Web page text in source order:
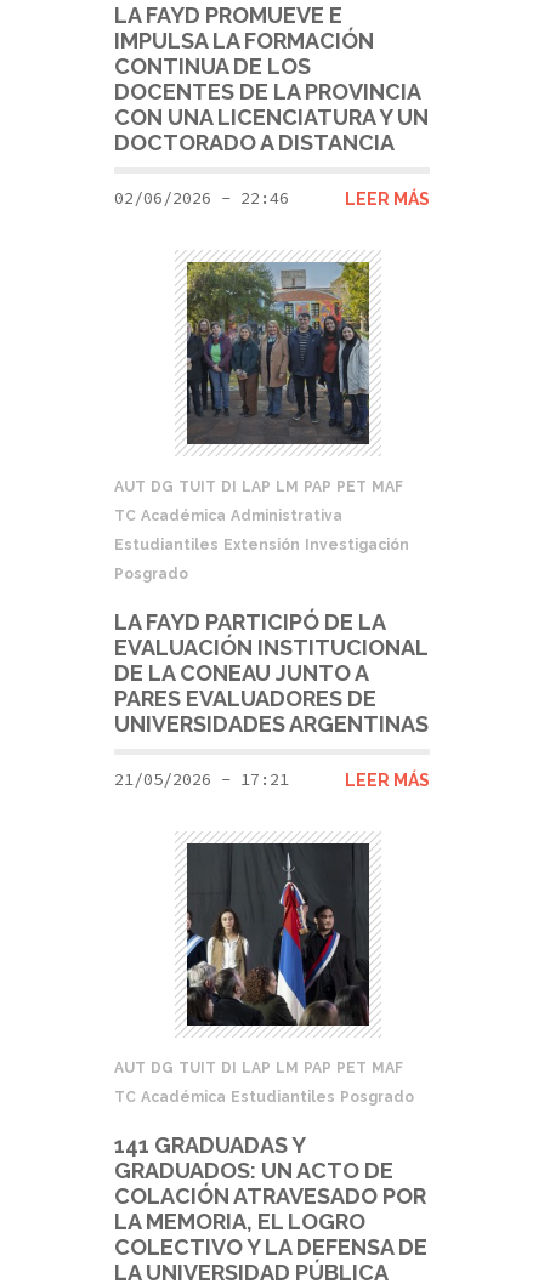
LA FAYD PROMUEVE E
IMPULSA LA FORMACIÓN
CONTINUA DE LOS
DOCENTES DE LA PROVINCIA
CON UNA LICENCIATURA Y UN
DOCTORADO A DISTANCIA
02/06/2026 - 22:46 LEER MÁS
AUT DG TUIT DI LAP LM PAP PET MAF
TC Académica Administrativa
Estudiantiles Extensión Investigación
Posgrado
LA FAYD PARTICIPÓ DE LA
EVALUACIÓN INSTITUCIONAL
DE LA CONEAU JUNTO A
PARES EVALUADORES DE
UNIVERSIDADES ARGENTINAS
21/05/2026 - 17:21 LEER MÁS
AUT DG TUIT DI LAP LM PAP PET MAF
TC Académica Estudiantiles Posgrado
141 GRADUADAS Y
GRADUADOS: UN ACTO DE
COLACIÓN ATRAVESADO POR
LA MEMORIA, EL LOGRO
COLECTIVO Y LA DEFENSA DE
LA UNIVERSIDAD PÚBLICA